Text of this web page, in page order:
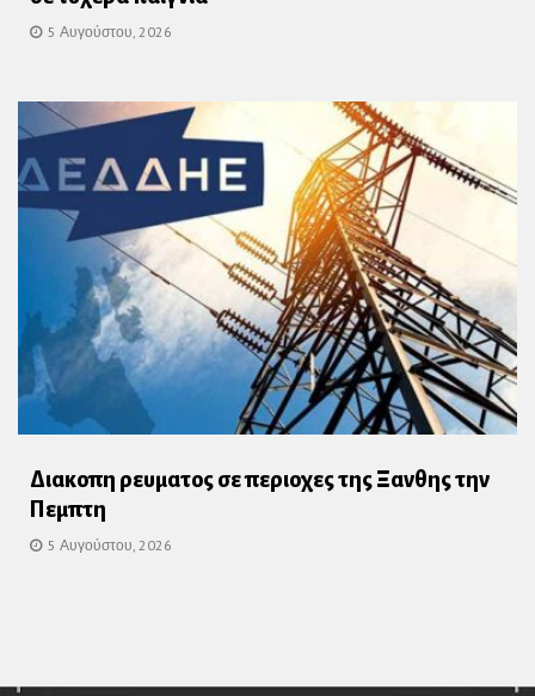
5 Αυγούστου, 2026
Διακοπη ρευματος σε περιοχες της Ξανθης την
Πεμπτη
5 Αυγούστου, 2026